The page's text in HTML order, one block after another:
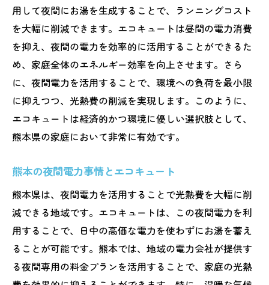
用して夜間にお湯を生成することで、ランニングコスト
を大幅に削減できます。エコキュートは昼間の電力消費
を抑え、夜間の電力を効率的に活用することができるた
め、家庭全体のエネルギー効率を向上させます。さら
に、夜間電力を活用することで、環境への負荷を最小限
に抑えつつ、光熱費の削減を実現します。このように、
エコキュートは経済的かつ環境に優しい選択肢として、
熊本県の家庭において非常に有効です。
熊本の夜間電力事情とエコキュート
熊本県は、夜間電力を活用することで光熱費を大幅に削
減できる地域です。エコキュートは、この夜間電力を利
用することで、日中の高価な電力を使わずにお湯を蓄え
ることが可能です。熊本では、地域の電力会社が提供す
る夜間専用の料金プランを活用することで、家庭の光熱